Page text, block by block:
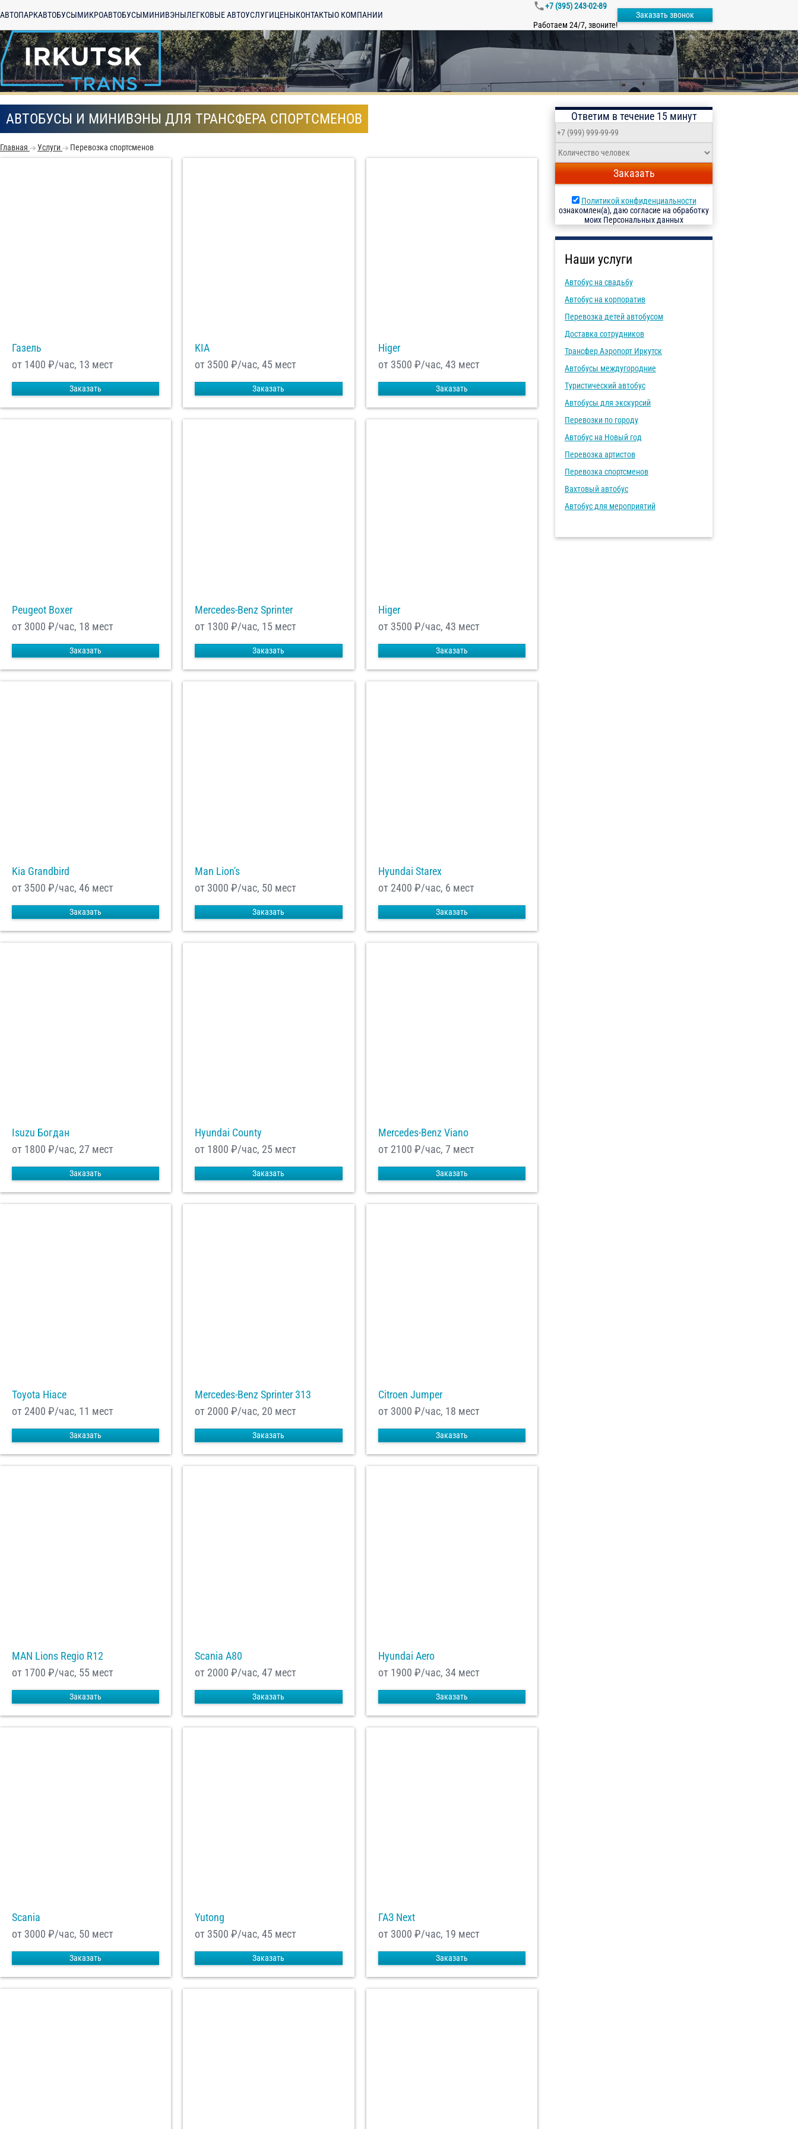
АВТОПАРКАВТОБУСЫМИКРОАВТОБУСЫМИНИВЭНЫЛЕГКОВЫЕ АВТОУСЛУГИЦЕНЫКОНТАКТЫО КОМПАНИИ
+7 (395) 243-02-89
Работаем 24/7, звоните!
Заказать звонок
АВТОБУСЫ И МИНИВЭНЫ ДЛЯ ТРАНСФЕРА СПОРТСМЕНОВ
Главная Услуги Перевозка спортсменов
Газель
от 1400 ₽/час, 13 мест
Заказать
KIA
от 3500 ₽/час, 45 мест
Заказать
Higer
от 3500 ₽/час, 43 мест
Заказать
Peugeot Boxer
от 3000 ₽/час, 18 мест
Заказать
Mercedes-Benz Sprinter
от 1300 ₽/час, 15 мест
Заказать
Higer
от 3500 ₽/час, 43 мест
Заказать
Kia Grandbird
от 3500 ₽/час, 46 мест
Заказать
Man Lion's
от 3000 ₽/час, 50 мест
Заказать
Hyundai Starex
от 2400 ₽/час, 6 мест
Заказать
Isuzu Богдан
от 1800 ₽/час, 27 мест
Заказать
Hyundai County
от 1800 ₽/час, 25 мест
Заказать
Mercedes-Benz Viano
от 2100 ₽/час, 7 мест
Заказать
Toyota Hiace
от 2400 ₽/час, 11 мест
Заказать
Mercedes-Benz Sprinter 313
от 2000 ₽/час, 20 мест
Заказать
Citroen Jumper
от 3000 ₽/час, 18 мест
Заказать
MAN Lions Regio R12
от 1700 ₽/час, 55 мест
Заказать
Scania A80
от 2000 ₽/час, 47 мест
Заказать
Hyundai Aero
от 1900 ₽/час, 34 мест
Заказать
Scania
от 3000 ₽/час, 50 мест
Заказать
Yutong
от 3500 ₽/час, 45 мест
Заказать
ГАЗ Next
от 3000 ₽/час, 19 мест
Заказать
Ответим в течение 15 минут
Заказать
Политикой конфиденциальности
ознакомлен(а), даю согласие на обработку
моих Персональных данных
Наши услуги
Автобус на свадьбу
Автобус на корпоратив
Перевозка детей автобусом
Доставка сотрудников
Трансфер Аэропорт Иркутск
Автобусы междугородние
Туристический автобус
Автобусы для экскурсий
Перевозки по городу
Автобус на Новый год
Перевозка артистов
Перевозка спортсменов
Вахтовый автобус
Автобус для мероприятий